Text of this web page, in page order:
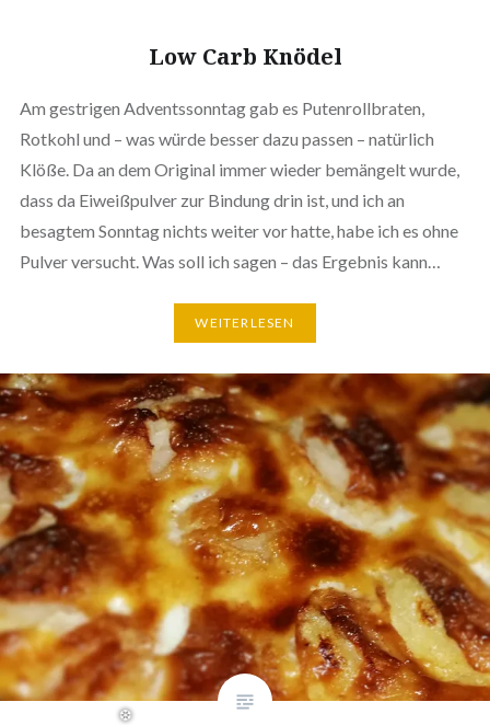
Low Carb Knödel
Am gestrigen Adventssonntag gab es Putenrollbraten,
Rotkohl und – was würde besser dazu passen – natürlich
Klöße. Da an dem Original immer wieder bemängelt wurde,
dass da Eiweißpulver zur Bindung drin ist, und ich an
besagtem Sonntag nichts weiter vor hatte, habe ich es ohne
Pulver versucht. Was soll ich sagen – das Ergebnis kann…
WEITERLESEN